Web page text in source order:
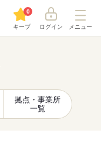
キープ
0
ログイン メニュー
拠点・事業所
一覧